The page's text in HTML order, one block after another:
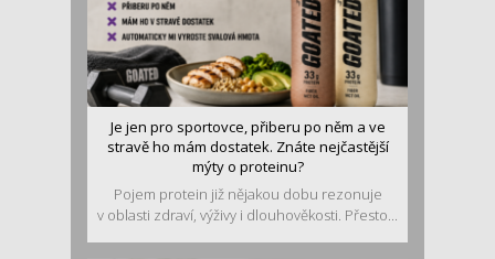
Je jen pro sportovce, přiberu po něm a ve
stravě ho mám dostatek. Znáte nejčastější
mýty o proteinu?
Pojem protein již nějakou dobu rezonuje
v oblasti zdraví, výživy i dlouhověkosti. Přesto...